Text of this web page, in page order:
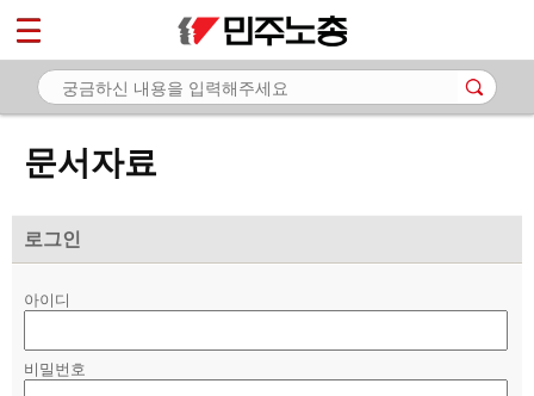
문서자료
로그인
아이디
비밀번호
마이페이지
소개
노동상담
자료
- 미디어자료